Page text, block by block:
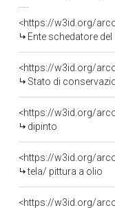
<https://w3id.org/
Ente schedatore del bene
<https://w3id.org/
Stato di
<https://w3id.org/
dipinto
<https://w3id.org/
tela/ pittura a olio
<https://w3id.org/